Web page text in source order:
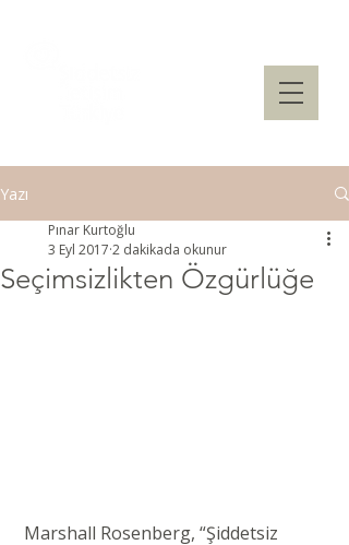
Yazı
Seçimsizlikten Özgürlüğe
Pınar Kurtoğlu
3 Eyl 2017 2 dakikada okunur